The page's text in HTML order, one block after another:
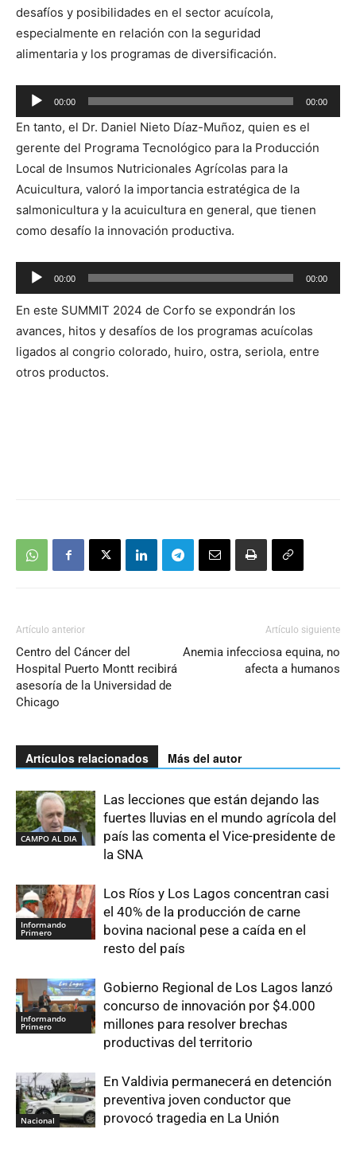
desafíos y posibilidades en el sector acuícola,
especialmente en relación con la seguridad
alimentaria y los programas de diversificación.
Reproductor
de
audio
00:00 00:00
En tanto, el Dr. Daniel Nieto Díaz-Muñoz, quien es el
gerente del Programa Tecnológico para la Producción
Local de Insumos Nutricionales Agrícolas para la
Acuicultura, valoró la importancia estratégica de la
salmonicultura y la acuicultura en general, que tienen
como desafío la innovación productiva.
Reproductor
de
audio
00:00 00:00
En este SUMMIT 2024 de Corfo se expondrán los
avances, hitos y desafíos de los programas acuícolas
ligados al congrio colorado, huiro, ostra, seriola, entre
otros productos.
Artículo anterior
Centro del Cáncer del
Hospital Puerto Montt recibirá
asesoría de la Universidad de
Chicago
Artículo siguiente
Anemia infecciosa equina, no
afecta a humanos
Artículos relacionados Más del autor
CAMPO AL DIA
Las lecciones que están dejando las
fuertes lluvias en el mundo agrícola del
país las comenta el Vice-presidente de
la SNA
Informando
Primero
Los Ríos y Los Lagos concentran casi
el 40% de la producción de carne
bovina nacional pese a caída en el
resto del país
Informando
Primero
Gobierno Regional de Los Lagos lanzó
concurso de innovación por $4.000
millones para resolver brechas
productivas del territorio
Nacional
En Valdivia permanecerá en detención
preventiva joven conductor que
provocó tragedia en La Unión